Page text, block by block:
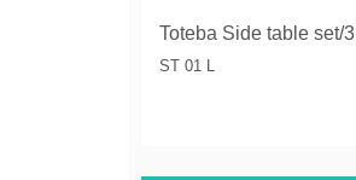
Toteba Side table set/3
ST 01 L